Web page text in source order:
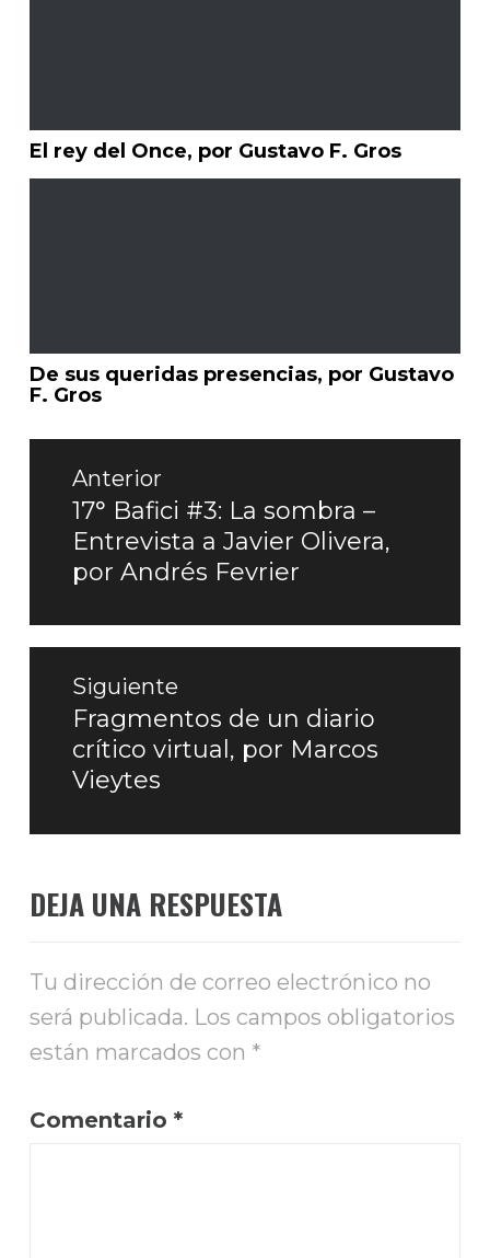
El rey del Once, por Gustavo F. Gros
De sus queridas presencias, por Gustavo
F. Gros
Navegación
entradas
Anterior
Entrada
anterior:
17° Bafici #3: La sombra –
Entrevista a Javier Olivera,
por Andrés Fevrier
Siguiente
Entrada
siguiente:
Fragmentos de un diario
crítico virtual, por Marcos
Vieytes
DEJA UNA RESPUESTA
Tu dirección de correo electrónico no
será publicada. Los campos obligatorios
están marcados con *
Comentario *